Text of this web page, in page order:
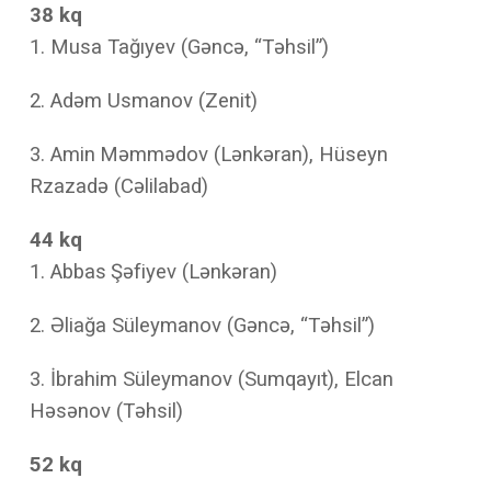
38 kq
1. Musa Tağıyev (Gəncə, “Təhsil”)
2. Adəm Usmanov (Zenit)
3. Amin Məmmədov (Lənkəran), Hüseyn
Rzazadə (Cəlilabad)
44 kq
1. Abbas Şəfiyev (Lənkəran)
2. Əliağa Süleymanov (Gəncə, “Təhsil”)
3. İbrahim Süleymanov (Sumqayıt), Elcan
Həsənov (Təhsil)
52 kq